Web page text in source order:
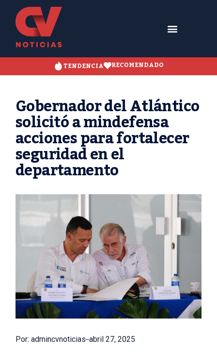
TENDENCIA RECOMENDADO
Gobernador del Atlántico
solicitó a mindefensa
acciones para fortalecer
seguridad en el
departamento
Por: admincvnoticias abril 27, 2025